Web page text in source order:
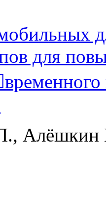
для
Алёшкин